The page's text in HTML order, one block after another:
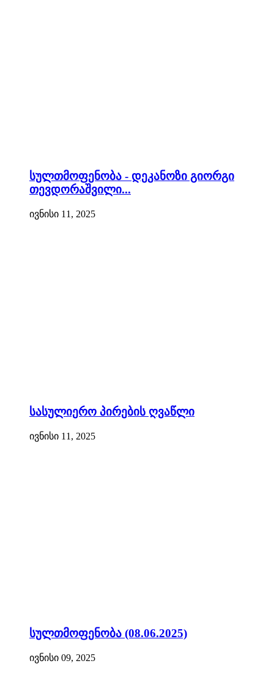
სულთმოფენობა - დეკანოზი გიორგი
თევდორაშვილი...
ივნისი 11, 2025
სასულიერო პირების ღვაწლი
ივნისი 11, 2025
სულთმოფენობა (08.06.2025)
ივნისი 09, 2025